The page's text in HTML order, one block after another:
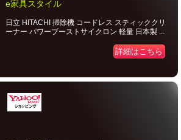
e家具スタイル
日立 HITACHI 掃除機 コードレス スティッククリ
ーナー パワーブーストサイクロン 軽量 日本製 ...
詳細はこちら